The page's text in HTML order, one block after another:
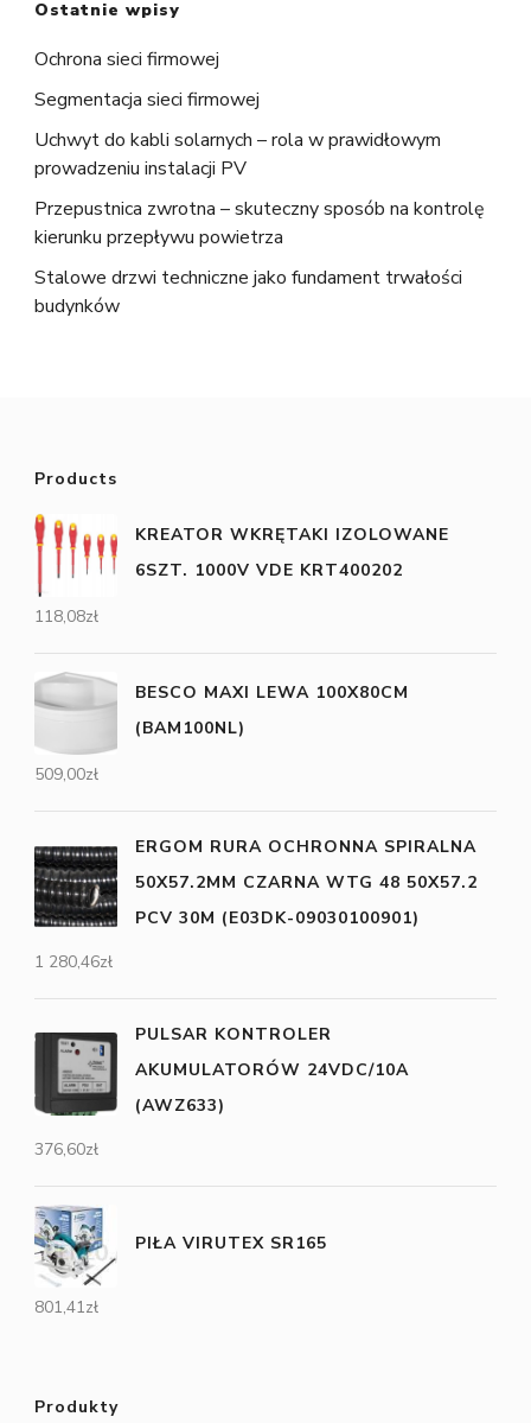
Ostatnie wpisy
Ochrona sieci firmowej
Segmentacja sieci firmowej
Uchwyt do kabli solarnych – rola w prawidłowym
prowadzeniu instalacji PV
Przepustnica zwrotna – skuteczny sposób na kontrolę
kierunku przepływu powietrza
Stalowe drzwi techniczne jako fundament trwałości
budynków
Products
KREATOR WKRĘTAKI IZOLOWANE
6SZT. 1000V VDE KRT400202
118,08zł
BESCO MAXI LEWA 100X80CM
(BAM100NL)
509,00zł
ERGOM RURA OCHRONNA SPIRALNA
50X57.2MM CZARNA WTG 48 50X57.2
PCV 30M (E03DK-09030100901)
1 280,46zł
PULSAR KONTROLER
AKUMULATORÓW 24VDC/10A
(AWZ633)
376,60zł
PIŁA VIRUTEX SR165
801,41zł
Produkty